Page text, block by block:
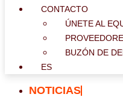
CONTACTO
ÚNETE AL
BUZÓN DE
ES
NOTICIAS